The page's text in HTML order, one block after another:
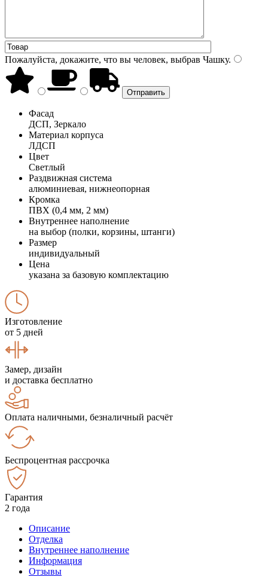
Пожалуйста, докажите, что вы человек, выбрав Чашку.
Фасад
ДСП, Зеркало
Материал корпуса
ЛДСП
Цвет
Светлый
Раздвижная система
алюминиевая, нижнеопорная
Кромка
ПВХ (0,4 мм, 2 мм)
Внутреннее наполнение
на выбор (полки, корзины, штанги)
Размер
индивидуальный
Цена
указана за базовую комплектацию
Изготовление
от 5 дней
Замер, дизайн
и доставка бесплатно
Оплата наличными, безналичный расчёт
Беспроцентная рассрочка
Гарантия
2 года
Описание
Отделка
Внутреннее наполнение
Информация
Отзывы